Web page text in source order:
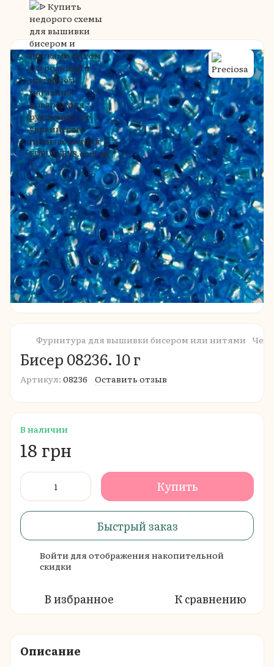
Фурнитура для вышивки бисером или нитями
Бисер 08236. 10 г
Артикул: 08236 Оставить отзыв
В наличии
18 грн
Купить
Быстрый заказ
Войти для отображения накопительной
скидки
В избранное К сравнению
Описание